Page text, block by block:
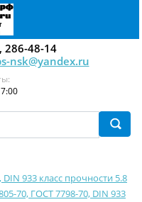
286-48-14
nsk@yandex.ru
933 класс прочности 5.8
70, ГОСТ 7798-70, DIN 933